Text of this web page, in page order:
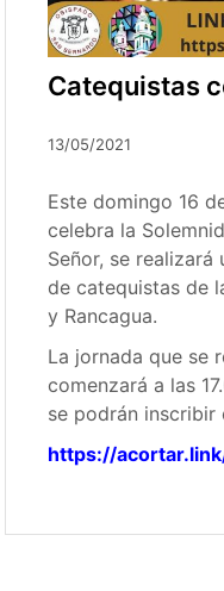
Catequistas
13/05/2021
Este domingo 16
celebra la
Señor, se
de catequistas de
y Rancagua.
La jornada que se
comenzará a las
se podrán inscribir
https://